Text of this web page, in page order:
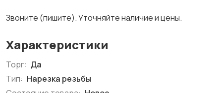
Звоните (пишите). Уточняйте наличие и цены.
Характеристики
Торг: Да
Тип: Нарезка резьбы